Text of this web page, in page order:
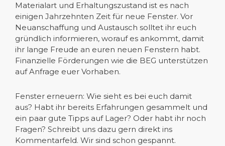
Materialart und Erhaltungszustand ist es nach
einigen Jahrzehnten Zeit für neue Fenster. Vor
Neuanschaffung und Austausch solltet ihr euch
gründlich informieren, worauf es ankommt, damit
ihr lange Freude an euren neuen Fenstern habt.
Finanzielle Förderungen wie die BEG unterstützen
auf Anfrage euer Vorhaben.
Fenster erneuern: Wie sieht es bei euch damit
aus? Habt ihr bereits Erfahrungen gesammelt und
ein paar gute Tipps auf Lager? Oder habt ihr noch
Fragen? Schreibt uns dazu gern direkt ins
Kommentarfeld. Wir sind schon gespannt.